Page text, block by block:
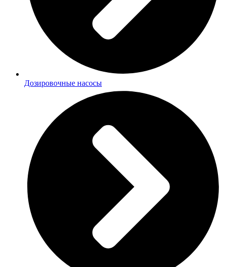
Дозировочные насосы